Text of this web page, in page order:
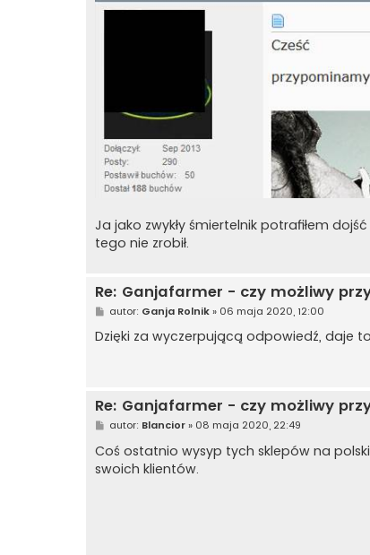
Ja jako zwykły śmiertelnik potrafiłem
tego nie zrobił.
Re: Ganjafarmer - czy możliwy
P
s
t
autor: Ganja Rolnik» 06 maja 2020, 12:00
Dzięki za wyczerpującą odpowiedź, daje
Re: Ganjafarmer - czy możliwy
P
s
t
autor: Blancior» 08 maja 2020, 22:49
Coś ostatnio wysyp tych sklepów na
swoich klientów.